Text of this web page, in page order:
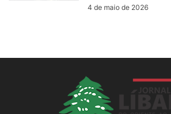
4 de maio de 2026